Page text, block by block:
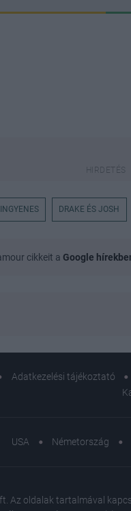
INGYENES DRAKE ÉS JOSH
cikkeit a Google
Adatkezelési tájékoztató
USA Németország
Az oldalak tartalmával